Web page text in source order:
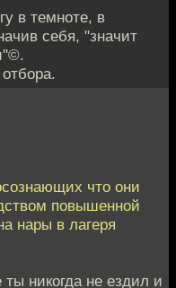
в темноте, в
себя, "значит
что они
повышенной
нары в лагеря
никогда не ездил и